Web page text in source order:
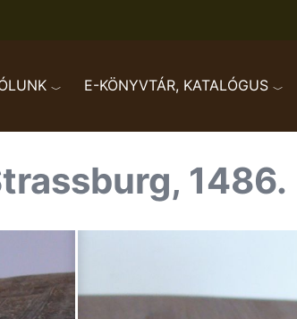
E-KÖNYVTÁR, KATALÓGUS
1486.